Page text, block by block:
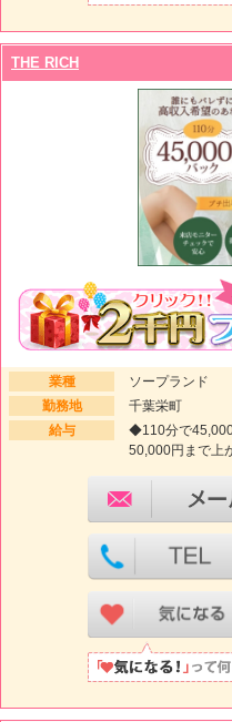
THE RICH
業種
ソープランド
勤務地
千葉栄町
給与
◆110分で
50,000円まで上